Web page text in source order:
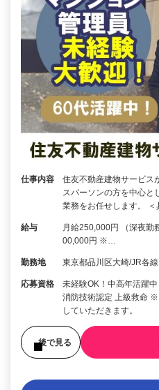
仕事内容
住友不動産建物サービス
スパーソンの方を中心と
業務をお任せします。
給与
月給250,000円 （深夜勤
00,000円 ※…
勤務地 東京都品川区大崎/JR各
応募資格
未経験OK！中高年活躍
消防技術認定 上級救命
していただきます。
後で見る